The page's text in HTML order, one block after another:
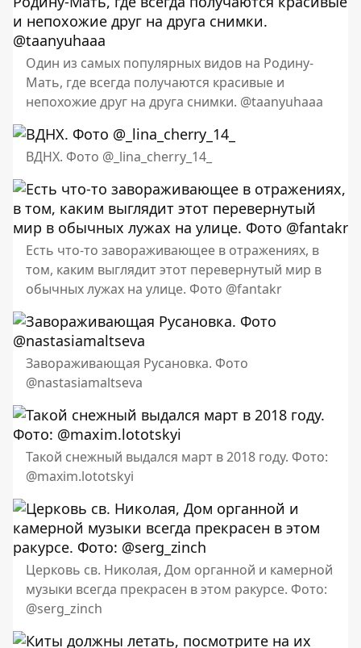
Один из самых популярных видов на Родину-
Мать, где всегда получаются красивые и
непохожие друг на друга снимки. @taanyuhaaa
ВДНХ. Фото @_lina_cherry_14_
Есть что-то завораживающее в отражениях, в
том, каким выглядит этот перевернутый мир в
обычных лужах на улице. Фото @fantakr
Завораживающая Русановка. Фото
@nastasiamaltseva
Такой снежный выдался март в 2018 году. Фото:
@maxim.lototskyi
Церковь св. Николая, Дом органной и камерной
музыки всегда прекрасен в этом ракурсе. Фото:
@serg_zinch